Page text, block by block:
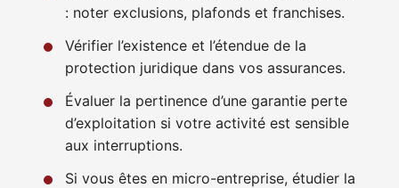
: noter exclusions, plafonds et franchises.
Vérifier l’existence et l’étendue de la
protection juridique dans vos assurances.
Évaluer la pertinence d’une garantie perte
d’exploitation si votre activité est sensible
aux interruptions.
Si vous êtes en micro-entreprise, étudier la